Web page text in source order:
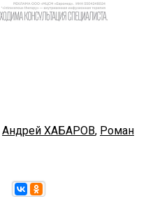
Андрей ХАБАРОВ, Роман